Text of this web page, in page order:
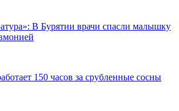
В Бурятии врачи спасли малышку
150 часов за срубленные сосны